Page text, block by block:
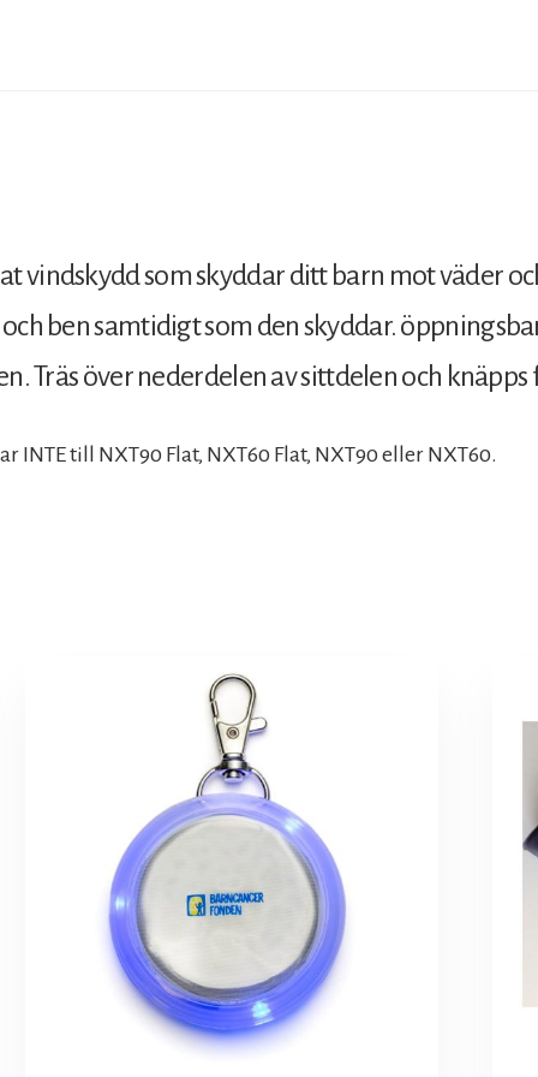
vindskydd som skyddar ditt barn mot väder
ben samtidigt som den skyddar.
Träs över nederdelen av sittdelen och knäpps
INTE till NXT90 Flat, NXT60 Flat, NXT90 eller NXT60.